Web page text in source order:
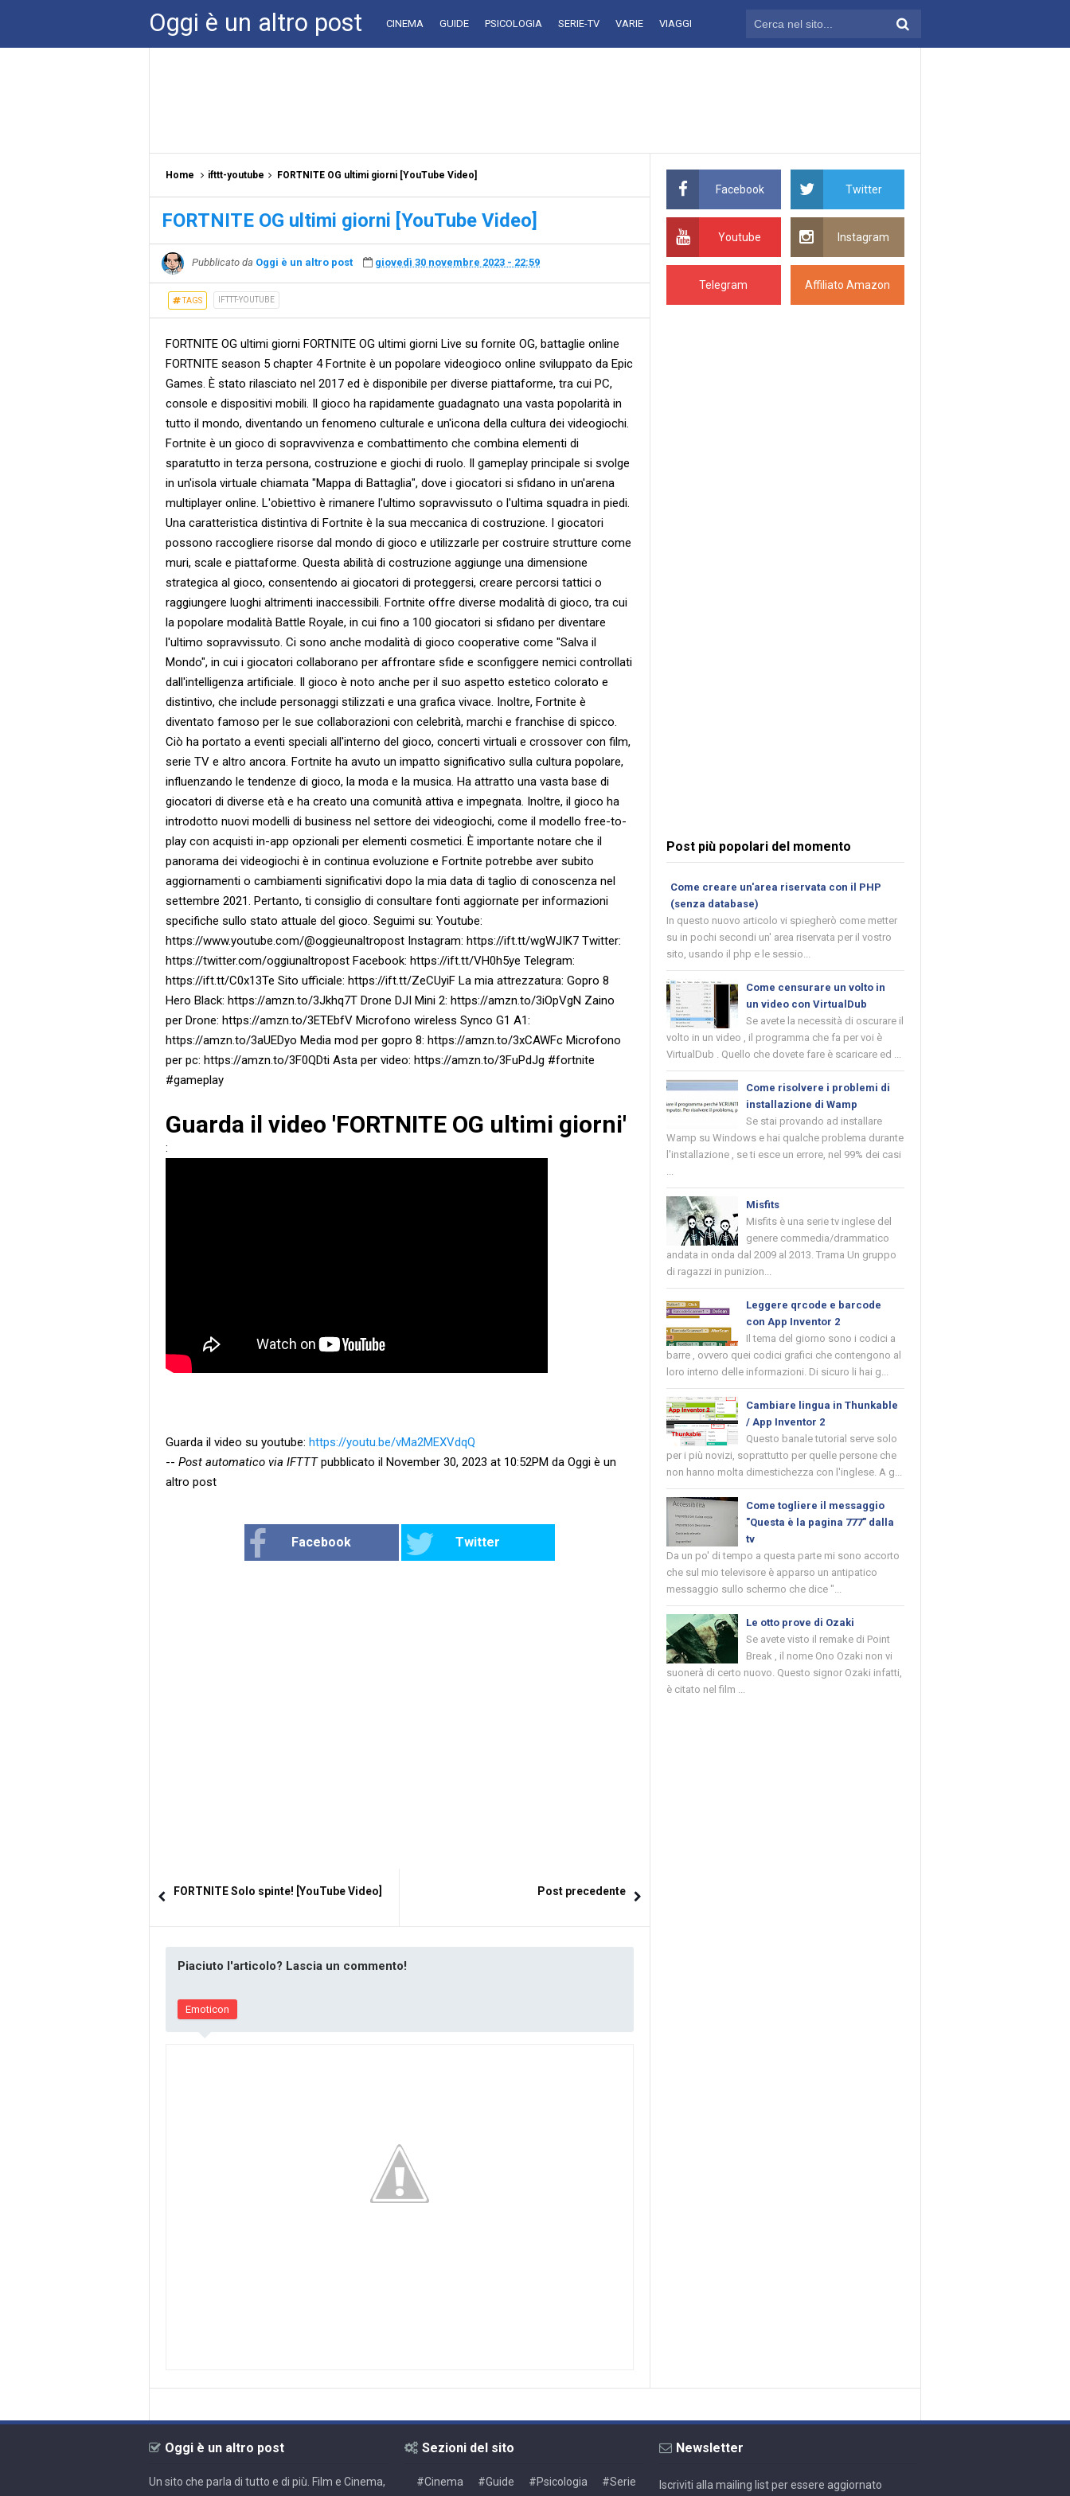
Oggi è un altro post CINEMA GUIDE PSICOLOGIA SERIE-TV VARIE VIAGGI
Home ifttt-youtube FORTNITE OG ultimi giorni [YouTube Video]
FORTNITE OG ultimi giorni [YouTube Video]
Pubblicato da Oggi è un altro post giovedì 30 novembre 2023 - 22:59
TAGS IFTTT-YOUTUBE
FORTNITE OG ultimi giorni FORTNITE OG ultimi giorni Live su fornite OG, battaglie online
FORTNITE season 5 chapter 4 Fortnite è un popolare videogioco online sviluppato da Epic
Games. È stato rilasciato nel 2017 ed è disponibile per diverse piattaforme, tra cui PC,
console e dispositivi mobili. Il gioco ha rapidamente guadagnato una vasta popolarità in
tutto il mondo, diventando un fenomeno culturale e un'icona della cultura dei videogiochi.
Fortnite è un gioco di sopravvivenza e combattimento che combina elementi di
sparatutto in terza persona, costruzione e giochi di ruolo. Il gameplay principale si svolge
in un'isola virtuale chiamata "Mappa di Battaglia", dove i giocatori si sfidano in un'arena
multiplayer online. L'obiettivo è rimanere l'ultimo sopravvissuto o l'ultima squadra in piedi.
Una caratteristica distintiva di Fortnite è la sua meccanica di costruzione. I giocatori
possono raccogliere risorse dal mondo di gioco e utilizzarle per costruire strutture come
muri, scale e piattaforme. Questa abilità di costruzione aggiunge una dimensione
strategica al gioco, consentendo ai giocatori di proteggersi, creare percorsi tattici o
raggiungere luoghi altrimenti inaccessibili. Fortnite offre diverse modalità di gioco, tra cui
la popolare modalità Battle Royale, in cui fino a 100 giocatori si sfidano per diventare
l'ultimo sopravvissuto. Ci sono anche modalità di gioco cooperative come "Salva il
Mondo", in cui i giocatori collaborano per affrontare sfide e sconfiggere nemici controllati
dall'intelligenza artificiale. Il gioco è noto anche per il suo aspetto estetico colorato e
distintivo, che include personaggi stilizzati e una grafica vivace. Inoltre, Fortnite è
diventato famoso per le sue collaborazioni con celebrità, marchi e franchise di spicco.
Ciò ha portato a eventi speciali all'interno del gioco, concerti virtuali e crossover con film,
serie TV e altro ancora. Fortnite ha avuto un impatto significativo sulla cultura popolare,
influenzando le tendenze di gioco, la moda e la musica. Ha attratto una vasta base di
giocatori di diverse età e ha creato una comunità attiva e impegnata. Inoltre, il gioco ha
introdotto nuovi modelli di business nel settore dei videogiochi, come il modello free-to-
play con acquisti in-app opzionali per elementi cosmetici. È importante notare che il
panorama dei videogiochi è in continua evoluzione e Fortnite potrebbe aver subito
aggiornamenti o cambiamenti significativi dopo la mia data di taglio di conoscenza nel
settembre 2021. Pertanto, ti consiglio di consultare fonti aggiornate per informazioni
specifiche sullo stato attuale del gioco. Seguimi su: Youtube:
https://www.youtube.com/@oggieunaltropost Instagram: https://ift.tt/wgWJIK7 Twitter:
https://twitter.com/oggiunaltropost Facebook: https://ift.tt/VH0h5ye Telegram:
https://ift.tt/C0x13Te Sito ufficiale: https://ift.tt/ZeCUyiF La mia attrezzatura: Gopro 8
Hero Black: https://amzn.to/3Jkhq7T Drone DJI Mini 2: https://amzn.to/3iOpVgN Zaino
per Drone: https://amzn.to/3ETEbfV Microfono wireless Synco G1 A1:
https://amzn.to/3aUEDyo Media mod per gopro 8: https://amzn.to/3xCAWFc Microfono
per pc: https://amzn.to/3F0QDti Asta per video: https://amzn.to/3FuPdJg #fortnite
#gameplay
Guarda il video 'FORTNITE OG ultimi giorni'
:
Guarda il video su youtube: https://youtu.be/vMa2MEXVdqQ
-- Post automatico via IFTTTpubblicato il November 30, 2023 at 10:52PM da Oggi è un
altro post
Facebook Twitter
FORTNITE Solo spinte! [YouTube Video] Post precedente
Piaciuto l'articolo? Lascia un commento!
Emoticon
Facebook Twitter
Youtube Instagram
Telegram Affiliato Amazon
Post più popolari del momento
Come creare un'area riservata con il PHP
(senza database)
In questo nuovo articolo vi spiegherò come metter
su in pochi secondi un' area riservata per il vostro
sito, usando il php e le sessio...
Come censurare un volto in
un video con VirtualDub
Se avete la necessità di oscurare il
volto in un video , il programma che fa per voi è
VirtualDub . Quello che dovete fare è scaricare ed ...
Come risolvere i problemi di
installazione di Wamp
Se stai provando ad installare
Wamp su Windows e hai qualche problema durante
l'installazione , se ti esce un errore, nel 99% dei casi
...
Misfits
Misfits è una serie tv inglese del
genere commedia/drammatico
andata in onda dal 2009 al 2013. Trama Un gruppo
di ragazzi in punizion...
Leggere qrcode e barcode
con App Inventor 2
Il tema del giorno sono i codici a
barre , ovvero quei codici grafici che contengono al
loro interno delle informazioni. Di sicuro li hai g...
Cambiare lingua in Thunkable
/ App Inventor 2
Questo banale tutorial serve solo
per i più novizi, soprattutto per quelle persone che
non hanno molta dimestichezza con l'inglese. A g...
Come togliere il messaggio
"Questa è la pagina 777" dalla
tv
Da un po' di tempo a questa parte mi sono accorto
che sul mio televisore è apparso un antipatico
messaggio sullo schermo che dice "...
Le otto prove di Ozaki
Se avete visto il remake di Point
Break , il nome Ono Ozaki non vi
suonerà di certo nuovo. Questo signor Ozaki infatti,
è citato nel film ...
Oggi è un altro post
Un sito che parla di tutto e di più. Film e Cinema,
Sezioni del sito
#Cinema #Guide #Psicologia
#Serie
Newsletter
Iscriviti alla mailing list per essere aggiornato